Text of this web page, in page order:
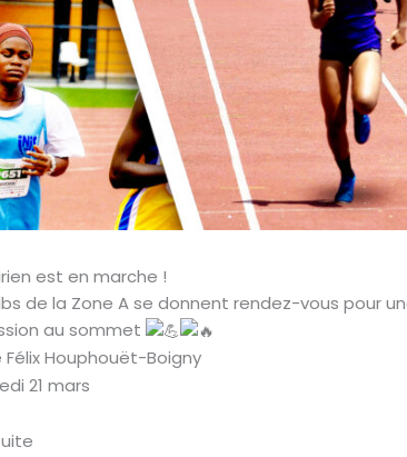
est en marche !
de la Zone A se donnent rendez-vous pour
au sommet
Félix Houphouët-Boigny
21 mars